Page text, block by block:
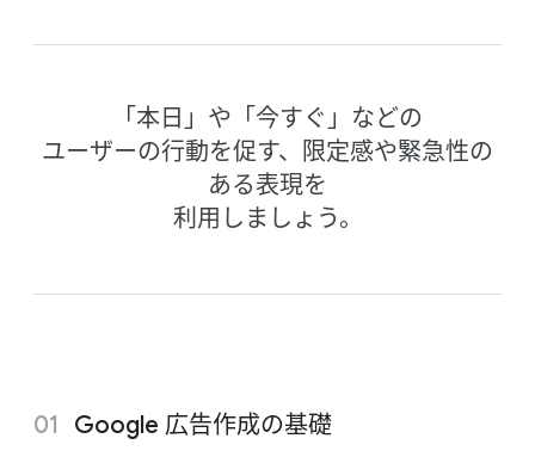
「本日」や​「今すぐ」などの
ユーザーの​行動を​促す、​限定感や​緊急性の​
ある​表現を
利用しましょう。
Google 広告作成の​基礎